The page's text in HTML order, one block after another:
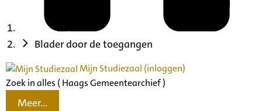
Blader door de toegangen
Mijn Studiezaal (inloggen)
Zoek in alles ( Haags Gemeentearchief )
Meer...